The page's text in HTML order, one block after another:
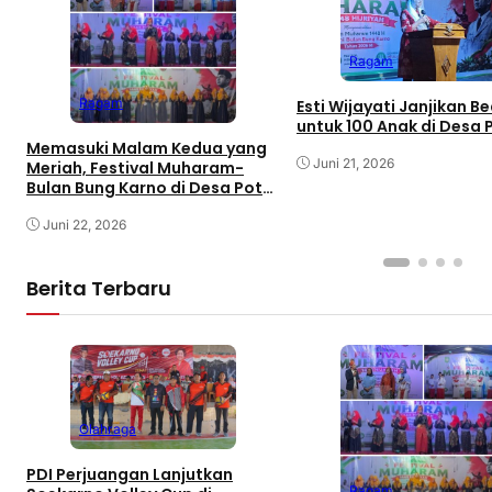
Ragam
Memasuki Malam Kedua yang
Meriah, Festival Muharam-
Bulan Bung Karno di Desa Poto
Kebudayaan Sumbawa
Juni 22, 2026
Ragam
Esti Wijayati Janjikan
untuk 100 Anak di Desa
Juni 21, 2026
Berita Terbaru
Olahraga
PDI Perjuangan Lanjutkan